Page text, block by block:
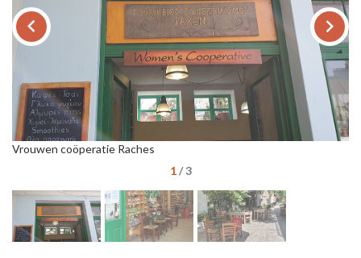
Vrouwen coöperatie Raches
keyboard_arrow_left keyboard_arrow_right
1/3